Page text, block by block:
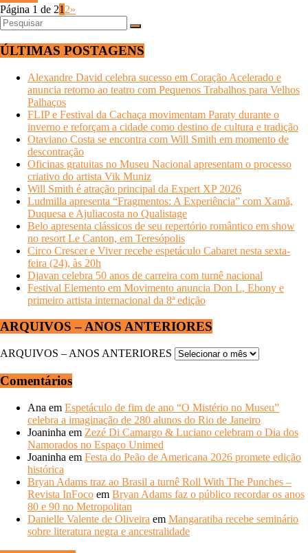
Página 1 de 21 2»
ÚLTIMAS POSTAGENS
Alexandre David celebra sucesso em Coração Acelerado e
anuncia retorno ao teatro com Pequenos Trabalhos para Velhos
Palhaços
FLIP e Festival da Cachaça movimentam Paraty durante o
inverno e reforçam a cidade como destino de cultura e tradição
Otaviano Costa se encontra com Will Smith em momento de
descontração
Oficinas gratuitas no Museu Nacional apresentam o processo
criativo do artista Vik Muniz
Will Smith é atração principal da Expert XP 2026
Ludmilla apresenta “Fragmentos: A Experiência” com Xamã,
Duquesa e Ajuliacosta no Qualistage
Belo apresenta clássicos de seu repertório romântico em show
no resort Le Canton, em Teresópolis
Circo Crescer e Viver recebe espetáculo Cabaret nesta sexta-
feira (24), às 20h
Djavan celebra 50 anos de carreira com turnê nacional
Festival Elemento em Movimento anuncia Don L, Ebony e
primeiro artista internacional da 8ª edição
ARQUIVOS – ANOS ANTERIORES
ARQUIVOS – ANOS ANTERIORES
Comentários
Ana em Espetáculo de fim de ano “O Mistério no Museu”
celebra a imaginação de 280 alunos do Rio de Janeiro
Joaninha em Zezé Di Camargo & Luciano celebram o Dia dos
Namorados no Espaço Unimed
Joaninha em Festa do Peão de Americana 2026 promete edição
histórica
Bryan Adams traz ao Brasil a turnê Roll With The Punches –
Revista InFoco em Bryan Adams faz o público recordar os anos
80 e 90 no Metropolitan
Danielle Valente de Oliveira em Mangaratiba recebe seminário
sobre literatura negra e ancestralidade